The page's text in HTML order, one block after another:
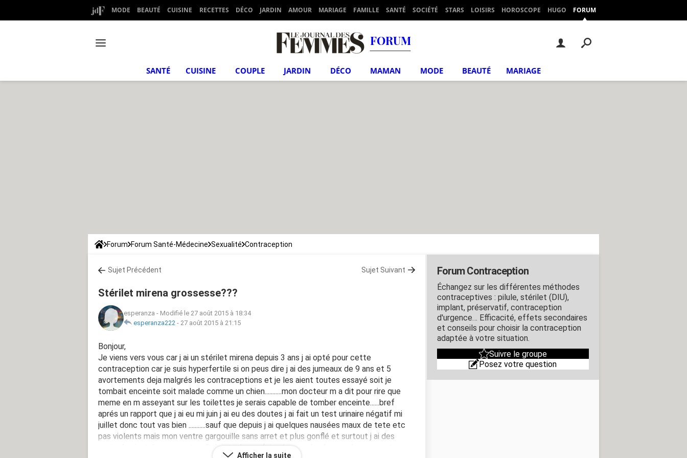
MODE BEAUTÉ CUISINE RECETTES DÉCO JARDIN AMOUR MARIAGE FAMILLE SANTÉ SOCIÉTÉ STARS LOISIRS HOROSCOPE HUGO FORUM
FORUM
SANTÉ CUISINE COUPLE JARDIN DÉCO MAMAN MODE BEAUTÉ MARIAGE
Forum Forum Santé-Médecine Sexualité Contraception
Sujet Précédent Sujet Suivant
Stérilet mirena grossesse???
esperanza - Modifié le 27 août 2015 à 18:34
esperanza222 - 27 août 2015 à 21:15
Bonjour,
Je viens vers vous car j ai un stérilet mirena depuis 3 ans j ai opté pour cette
contraception car je suis hyperfertile si on peus dire j ai des jumeaux de 9 ans et 5
avortements deja malgrés les contraceptions et je les aient toutes essayé soit je
tombait enceinte soit malade comme un chien...........mon docteur m a dit pour rire que
meme en m asseyant sur les toilettes je serais capable de tomber enceinte......bref
aprés un rapport que j ai eu mi juin j ai eu des doutes j ai fait un test urinaire négatif mi
juillet donc tout vas bien ...........sauf que depuis j ai quelques nausées maux de tete etc
pas violents mais mon ventre gargouille sans arret et plus gonflé et surtout j ai des
envie de pipi trés pressants a 2 doigts de me faire dessus de plus en plus souvent je
Afficher la suite
Forum Contraception
Échangez sur les différentes méthodes
contraceptives : pilule, stérilet (DIU),
implant, préservatif, contraception
d'urgence… Efficacité, effets secondaires
et conseils pour choisir la contraception
adaptée à votre situation.
Suivre le groupe
Posez votre question